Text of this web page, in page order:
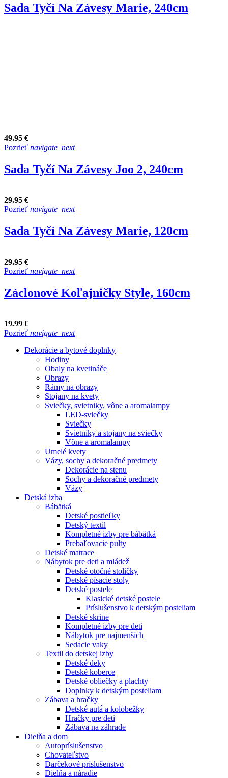
Sada Tyčí Na Závesy Marie, 240cm
49.95 €
Pozrieť navigate_next
Sada Tyčí Na Závesy Joo 2, 240cm
29.95 €
Pozrieť navigate_next
Sada Tyčí Na Závesy Marie, 120cm
29.95 €
Pozrieť navigate_next
Záclonové Koľajničky Style, 160cm
19.99 €
Pozrieť navigate_next
Dekorácie a bytové doplnky
Hodiny
Obaly na kvetináče
Obrazy
Rámy na obrazy
Stojany na kvety
Sviečky, svietniky, vône a aromalampy
LED-sviečky
Sviečky
Svietniky a stojany na sviečky
Vône a aromalampy
Umelé kvety
Vázy, sochy a dekoračné predmety
Dekorácie na stenu
Sochy a dekoračné predmety
Vázy
Detská izba
Bábätká
Detské postieľky
Detský textil
Kompletné izby pre bábätká
Prebaľovacie pulty
Detské matrace
Nábytok pre deti a mládež
Detské otočné stoličky
Detské písacie stoly
Detské postele
Klasické detské postele
Príslušenstvo k detským posteliam
Detské skrine
Kompletné izby pre deti
Nábytok pre najmenších
Sedacie vaky
Textil do detskej izby
Detské deky
Detské koberce
Detské obliečky a plachty
Doplnky k detským posteliam
Zábava a hračky
Detské autá a kolobežky
Hračky pre deti
Zábava na záhrade
Dielňa a dom
Autopríslušenstvo
Chovateľstvo
Darčekové príslušenstvo
Dielňa a náradie